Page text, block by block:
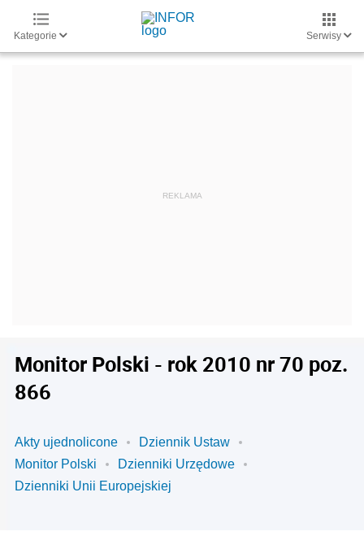
Kategorie Serwisy
Monitor Polski - rok 2010 nr 70 poz.
866
Akty ujednolicone
Dziennik Ustaw
Monitor Polski
Dzienniki Urzędowe
Dzienniki Unii Europejskiej